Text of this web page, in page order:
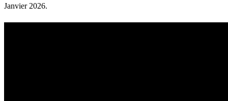
Janvier 2026.